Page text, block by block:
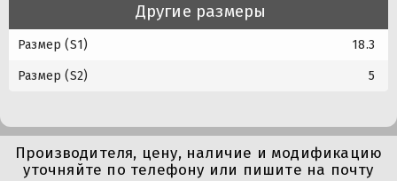
Другие размеры
Размер (S1) 18.3
Размер (S2) 5
Производителя, цену, наличие и модификацию
уточняйте по телефону или пишите на почту